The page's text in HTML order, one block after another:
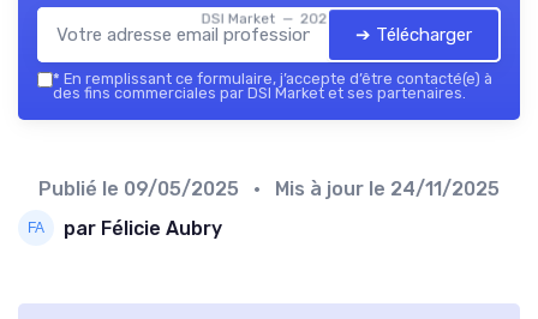
DSI Market — 2026
➔ Télécharger
* En remplissant ce formulaire, j’accepte d’être contacté(e) à
des fins commerciales par DSI Market et ses partenaires.
Publié le 09/05/2025 • Mis à jour le 24/11/2025
par Félicie Aubry